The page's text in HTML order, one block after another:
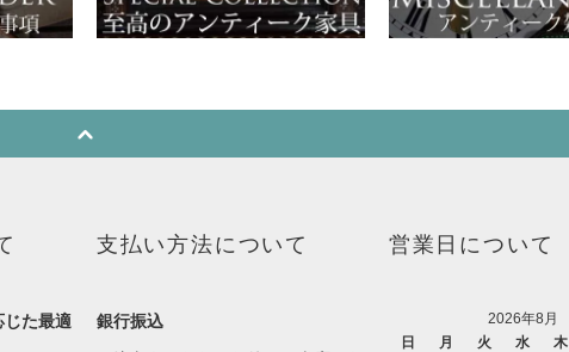
じた最適
支払い方法について
銀行振込
営業日について
2026年8月
日
月 火 水 木